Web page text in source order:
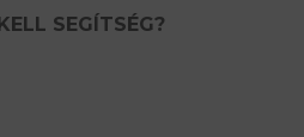
SEGÍTSÉG?